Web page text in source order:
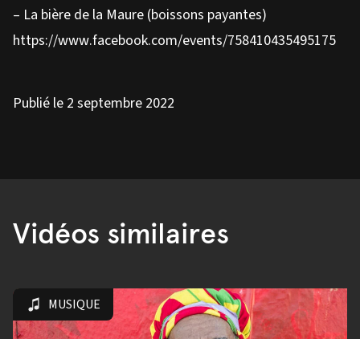
– La bière de la Maure (boissons payantes)
https://www.facebook.com/events/758410435495175
Publié le 2 septembre 2022
Vidéos similaires
MUSIQUE